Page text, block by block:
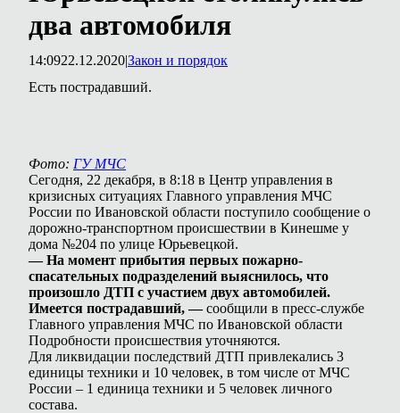
два автомобиля
14:0922.12.2020|Закон и порядок
Есть пострадавший.
Фото: ГУ МЧС
Сегодня, 22 декабря, в 8:18 в Центр управления в
кризисных ситуациях Главного управления МЧС
России по Ивановской области поступило сообщение о
дорожно-транспортном происшествии в Кинешме у
дома №204 по улице Юрьевецкой.
— На момент прибытия первых пожарно-
спасательных подразделений выяснилось, что
произошло ДТП с участием двух автомобилей.
Имеется пострадавший, —сообщили в пресс-службе
Главного управления МЧС по Ивановской области
Подробности происшествия уточняются.
Для ликвидации последствий ДТП привлекались 3
единицы техники и 10 человек, в том числе от МЧС
России – 1 единица техники и 5 человек личного
состава.